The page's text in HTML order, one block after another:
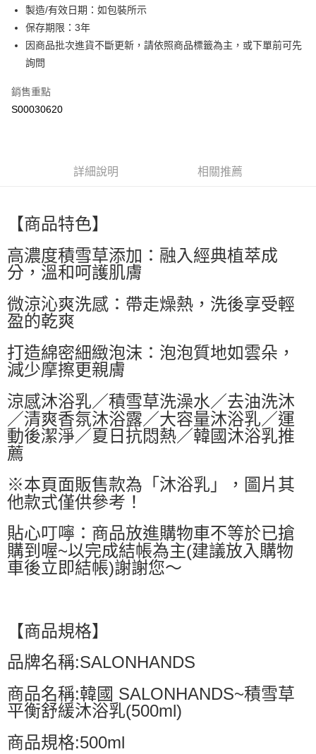
Apple Pay
街口支付
全盈+PAY
ATM付款
萊爾富取貨付款
每筆NT$60，滿NT$599(含以上)免運費
付款後萊爾富取貨
每筆NT$60，滿NT$599(含以上)免運費
7-11付款取貨
每筆NT$60，滿NT$599(含以上)免運費
付款後7-11取貨
宅配
每筆NT$80，滿NT$799(含以上)免運費
國家/地區配送0330
製造/有效日期：如包裝所示
保存期限：3年
因商品批次進貨不斷更新，請依照商品標籤為主，或下單前可先
詢問
銷售重點
S00030620
詳細說明 相關推薦
【商品特色】
高濃度積雪草添加：融入經典植萃成
分，溫和呵護肌膚
微涼沁爽洗感：帶走燥熱，洗後享受輕
盈的乾爽
打造綿密細緻泡沫：泡泡質地如雲朵，
減少摩擦更親膚
涼感沐浴乳／積雪草洗澡水／去油洗沐
／清爽香氛沐浴露／大容量沐浴乳／運
動後潔淨／夏日抗悶熱／韓國沐浴乳推
薦
※本頁面販售款為「沐浴乳」，圖片其
他款式僅供參考！
貼心叮嚀：商品放進購物車不等於已搶
購到喔~以完成結帳為主(建議放入購物
車後立即結帳)謝謝您～
【商品規格】
品牌名稱:SALONHANDS
商品名稱:韓國 SALONHANDS~積雪草
平衡舒緩沐浴乳(500ml)
商品規格:500ml